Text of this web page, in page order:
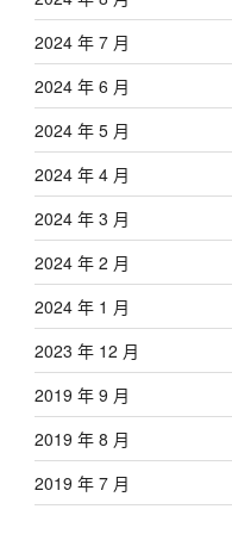
2024 年 7 月
2024 年 6 月
2024 年 5 月
2024 年 4 月
2024 年 3 月
2024 年 2 月
2024 年 1 月
2023 年 12 月
2019 年 9 月
2019 年 8 月
2019 年 7 月